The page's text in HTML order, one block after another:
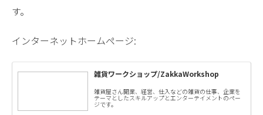
す。
インターネットホームページ:
雑貨ワークショップ/ZakkaWorkshop
雑貨屋さん開業、経営、仕入などの雑貨の仕事、企業を
テーマとしたスキルアップとエンターテイメントのペー
ジです。